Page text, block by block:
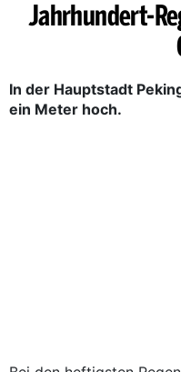
Jahrhundert-
In der Hauptstadt
ein Meter hoch.